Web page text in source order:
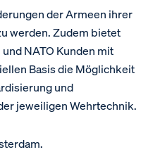
der Armeen ihrer
werden. Zudem bietet
NATO Kunden mit
Basis die Möglichkeit
und
jeweiligen Wehrtechnik.